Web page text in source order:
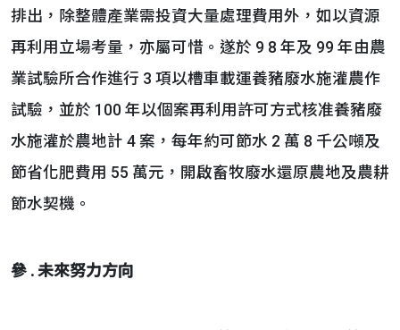
排出，除整體產業需投資大量處理費用外，如以資源
再利用立場考量，亦屬可惜。遂於 9 8 年及 99 年由農
業試驗所合作進行 3 項以槽車載運養豬廢水施灌農作
試驗，並於 100 年以個案再利用許可方式核准養豬廢
水施灌於農地計 4 案，每年約可節水 2 萬 8 千公噸及
節省化肥費用 55 萬元，開啟畜牧廢水還原農地及農耕
節水契機。
參 . 未來努力方向